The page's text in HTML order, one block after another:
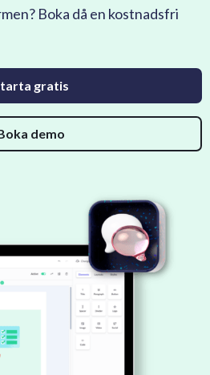
Boka då en kostnadsfri
gratis
demo